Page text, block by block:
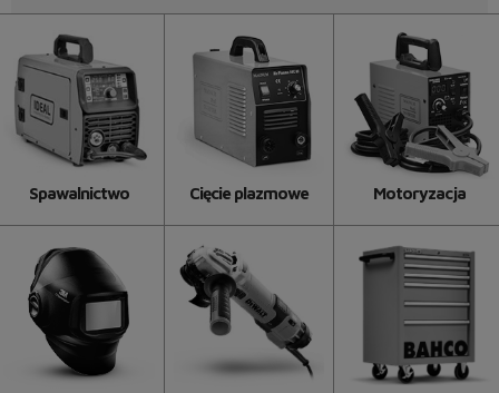
Spawalnictwo Cięcie plazmowe Motoryzacja